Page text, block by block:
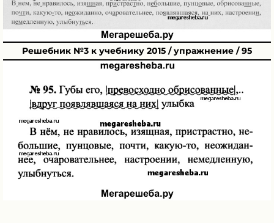
Решебник №3 к учебнику 2015 / упражнение / 95